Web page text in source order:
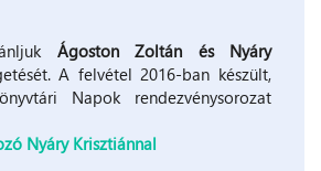
Ágoston Zoltán és Nyáry
A felvétel 2016-ban készült,
Napok rendezvénysorozat
Nyáry Krisztiánnal